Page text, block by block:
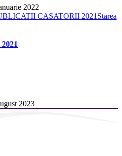
2022
CASATORII 2021 Starea
2023